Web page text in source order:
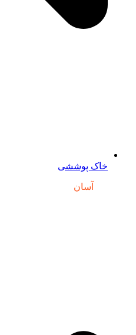
خاک پوششی
آسان